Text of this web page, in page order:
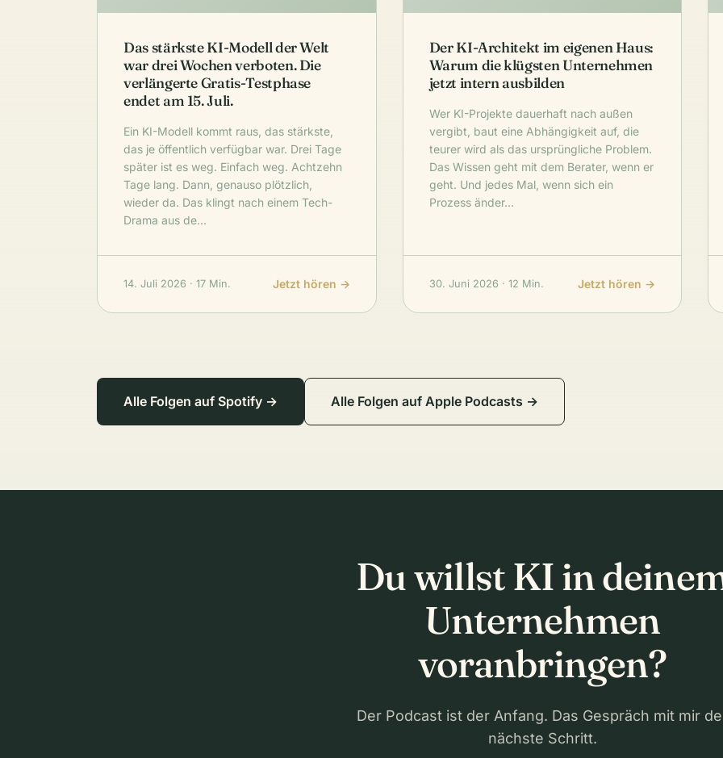
Das stärkste KI-Modell der Welt
war drei Wochen verboten. Die
verlängerte Gratis-Testphase
endet am 15. Juli.
Ein KI-Modell kommt raus, das stärkste,
das je öffentlich verfügbar war. Drei Tage
später ist es weg. Einfach weg. Achtzehn
Tage lang. Dann, genauso plötzlich,
wieder da. Das klingt nach einem Tech-
Drama aus de…
14. Juli 2026 · 17 Min. Jetzt hören →
Der KI-Architekt im eigenen Haus:
Warum die klügsten Unternehmen
jetzt intern ausbilden
Wer KI-Projekte dauerhaft nach außen
vergibt, baut eine Abhängigkeit auf, die
teurer wird als das ursprüngliche Problem.
Das Wissen geht mit dem Berater, wenn er
geht. Und jedes Mal, wenn sich ein
Prozess änder…
30. Juni 2026 · 12 Min. Jetzt hören →
Alle Folgen auf Spotify → Alle Folgen auf Apple Podcasts →
Du willst KI in
Unternehmen
voranbringen?
Der Podcast ist der Anfang. Das Gespräch mit mir
nächste Schritt.